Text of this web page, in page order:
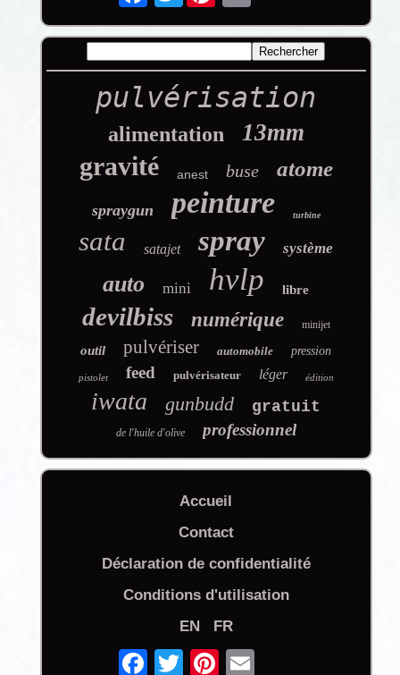
pulvérisation
alimentation 13mm
gravité anest buse atome
spraygun peinture turbine
sata satajet spray système
auto mini hvlp libre
devilbiss numérique minijet
outil pulvériser automobile pression
pistolet feed pulvérisateur léger édition
iwata gunbudd gratuit
de l'huile d'olive professionnel
Accueil
Contact
Déclaration de confidentialité
Conditions d'utilisation
EN
FR